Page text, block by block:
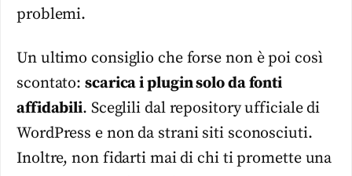
problemi.
Un ultimo consiglio che forse non è poi così
scontato:scarica i plugin solo da fonti
affidabili. Sceglili dal repository ufficiale di
WordPress e non da strani siti sconosciuti.
Inoltre, non fidarti mai di chi ti promette una